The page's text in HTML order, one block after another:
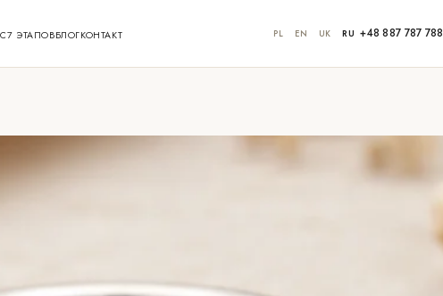
7 ЭТАПОВБЛОГКОНТАКТ PL EN UK RU +48 887 787 788